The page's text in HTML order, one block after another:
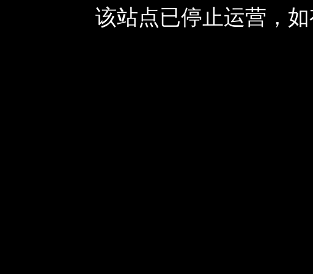
该站点已停止运营，